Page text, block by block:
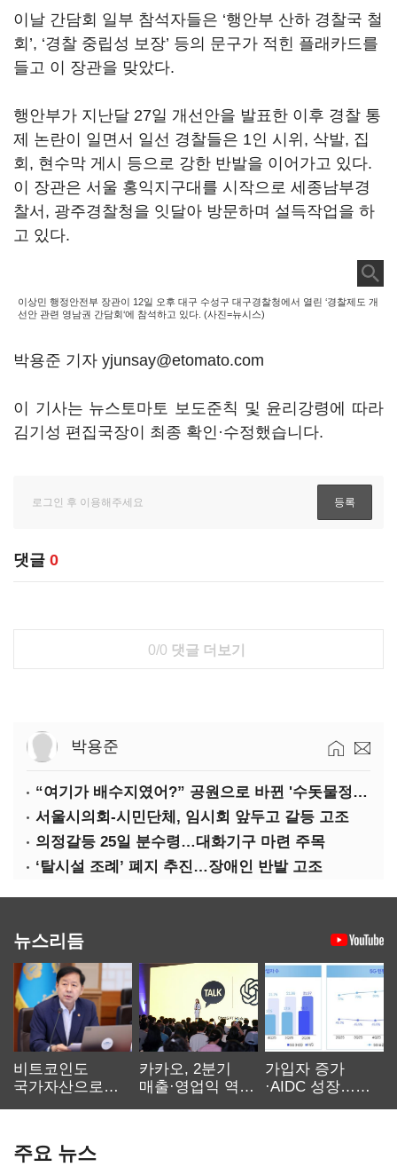
이날 간담회 일부 참석자들은 ‘행안부 산하 경찰국 철
회’, ‘경찰 중립성 보장’ 등의 문구가 적힌 플래카드를
들고 이 장관을 맞았다.
행안부가 지난달 27일 개선안을 발표한 이후 경찰 통
제 논란이 일면서 일선 경찰들은 1인 시위, 삭발, 집
회, 현수막 게시 등으로 강한 반발을 이어가고 있다.
이 장관은 서울 홍익지구대를 시작으로 세종남부경
찰서, 광주경찰청을 잇달아 방문하며 설득작업을 하
고 있다.
이상민 행정안전부 장관이 12일 오후 대구 수성구 대구경찰청에서 열린 ‘경찰제도 개
선안 관련 영남권 간담회‘에 참석하고 있다. (사진=뉴시스)
박용준 기자 yjunsay@etomato.com
이 기사는 뉴스토마토 보도준칙 및 윤리강령에 따라
김기성 편집국장이 최종 확인·수정했습니다.
댓글 0
0/0 댓글 더보기
박용준
“여기가 배수지였어?” 공원으로 바뀐 '수돗물정거장'
서울시의회-시민단체, 임시회 앞두고 갈등 고조
의정갈등 25일 분수령…대화기구 마련 주목
‘탈시설 조례’ 폐지 추진…장애인 반발 고조
뉴스리듬
비트코인도
국가자산으로…'
카카오, 2분기
매출·영업익 역대
가입자 증가
·AIDC 성장…
주요 뉴스